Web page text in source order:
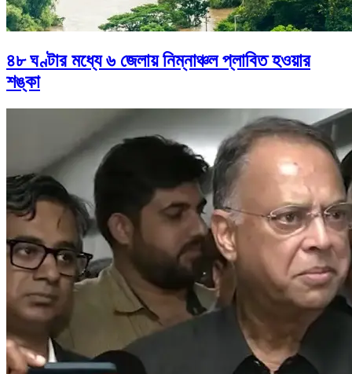
৪৮ ঘণ্টার মধ্যে ৬ জেলায় নিম্নাঞ্চল প্লাবিত হওয়ার
শঙ্কা